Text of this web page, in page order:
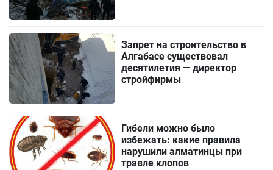
Запрет на строительство в
Алгабасе существовал
десятилетия — директор
стройфирмы
Гибели можно было
избежать: какие правила
нарушили алматинцы при
травле клопов